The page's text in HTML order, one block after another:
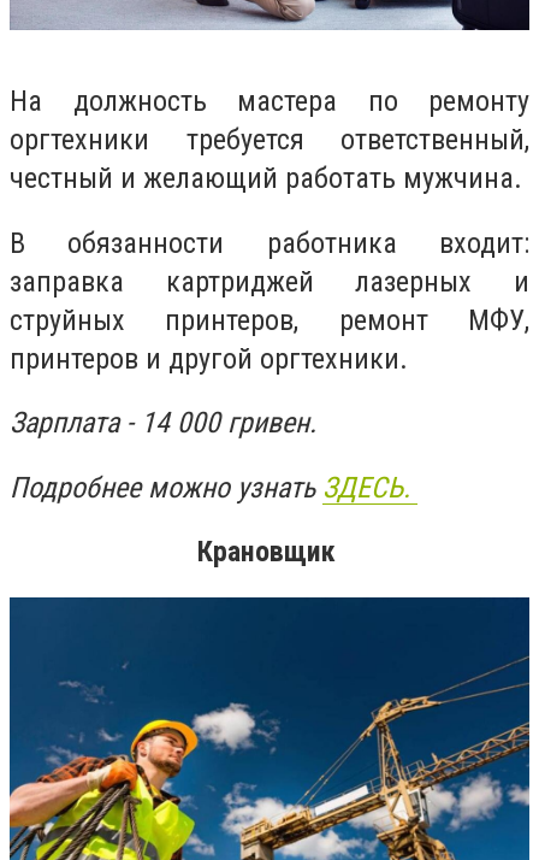
На должность мастера по ремонту
оргтехники требуется ответственный,
честный и желающий работать мужчина.
В обязанности работника входит:
заправка картриджей лазерных и
струйных принтеров, ремонт МФУ,
принтеров и другой оргтехники.
Зарплата - 14 000 гривен.
Подробнее можно узнать ЗДЕСЬ.
Крановщик